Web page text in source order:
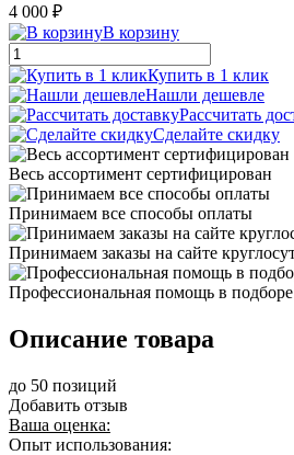
4 000 ₽
В корзину
Купить в 1 клик
Нашли дешевле
Рассчитать
Сделайте скидку
Весь ассортимент сертифицирован
Принимаем все способы оплаты
Принимаем заказы на сайте
Профессиональная помощь в подборе
Описание товара
до 50 позиций
Добавить отзыв
Ваша оценка:
Опыт использования: